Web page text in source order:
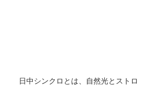
日中シンクロとは、自然光とストロ